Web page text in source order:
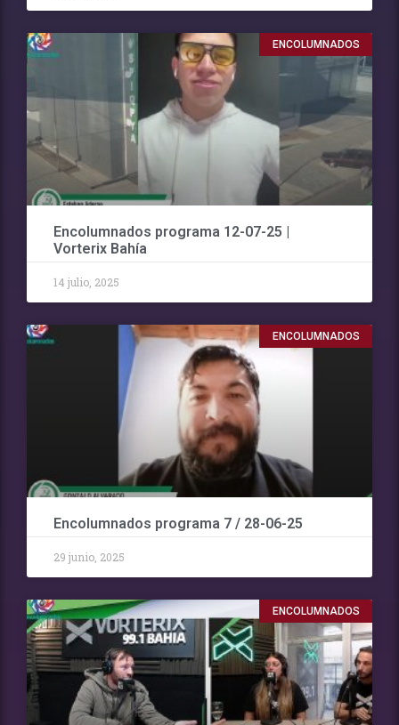
ENCOLUMNADOS
Encolumnados programa 12-07-25 |
Vorterix Bahía
14 julio, 2025
ENCOLUMNADOS
Encolumnados programa 7 / 28-06-25
29 junio, 2025
ENCOLUMNADOS